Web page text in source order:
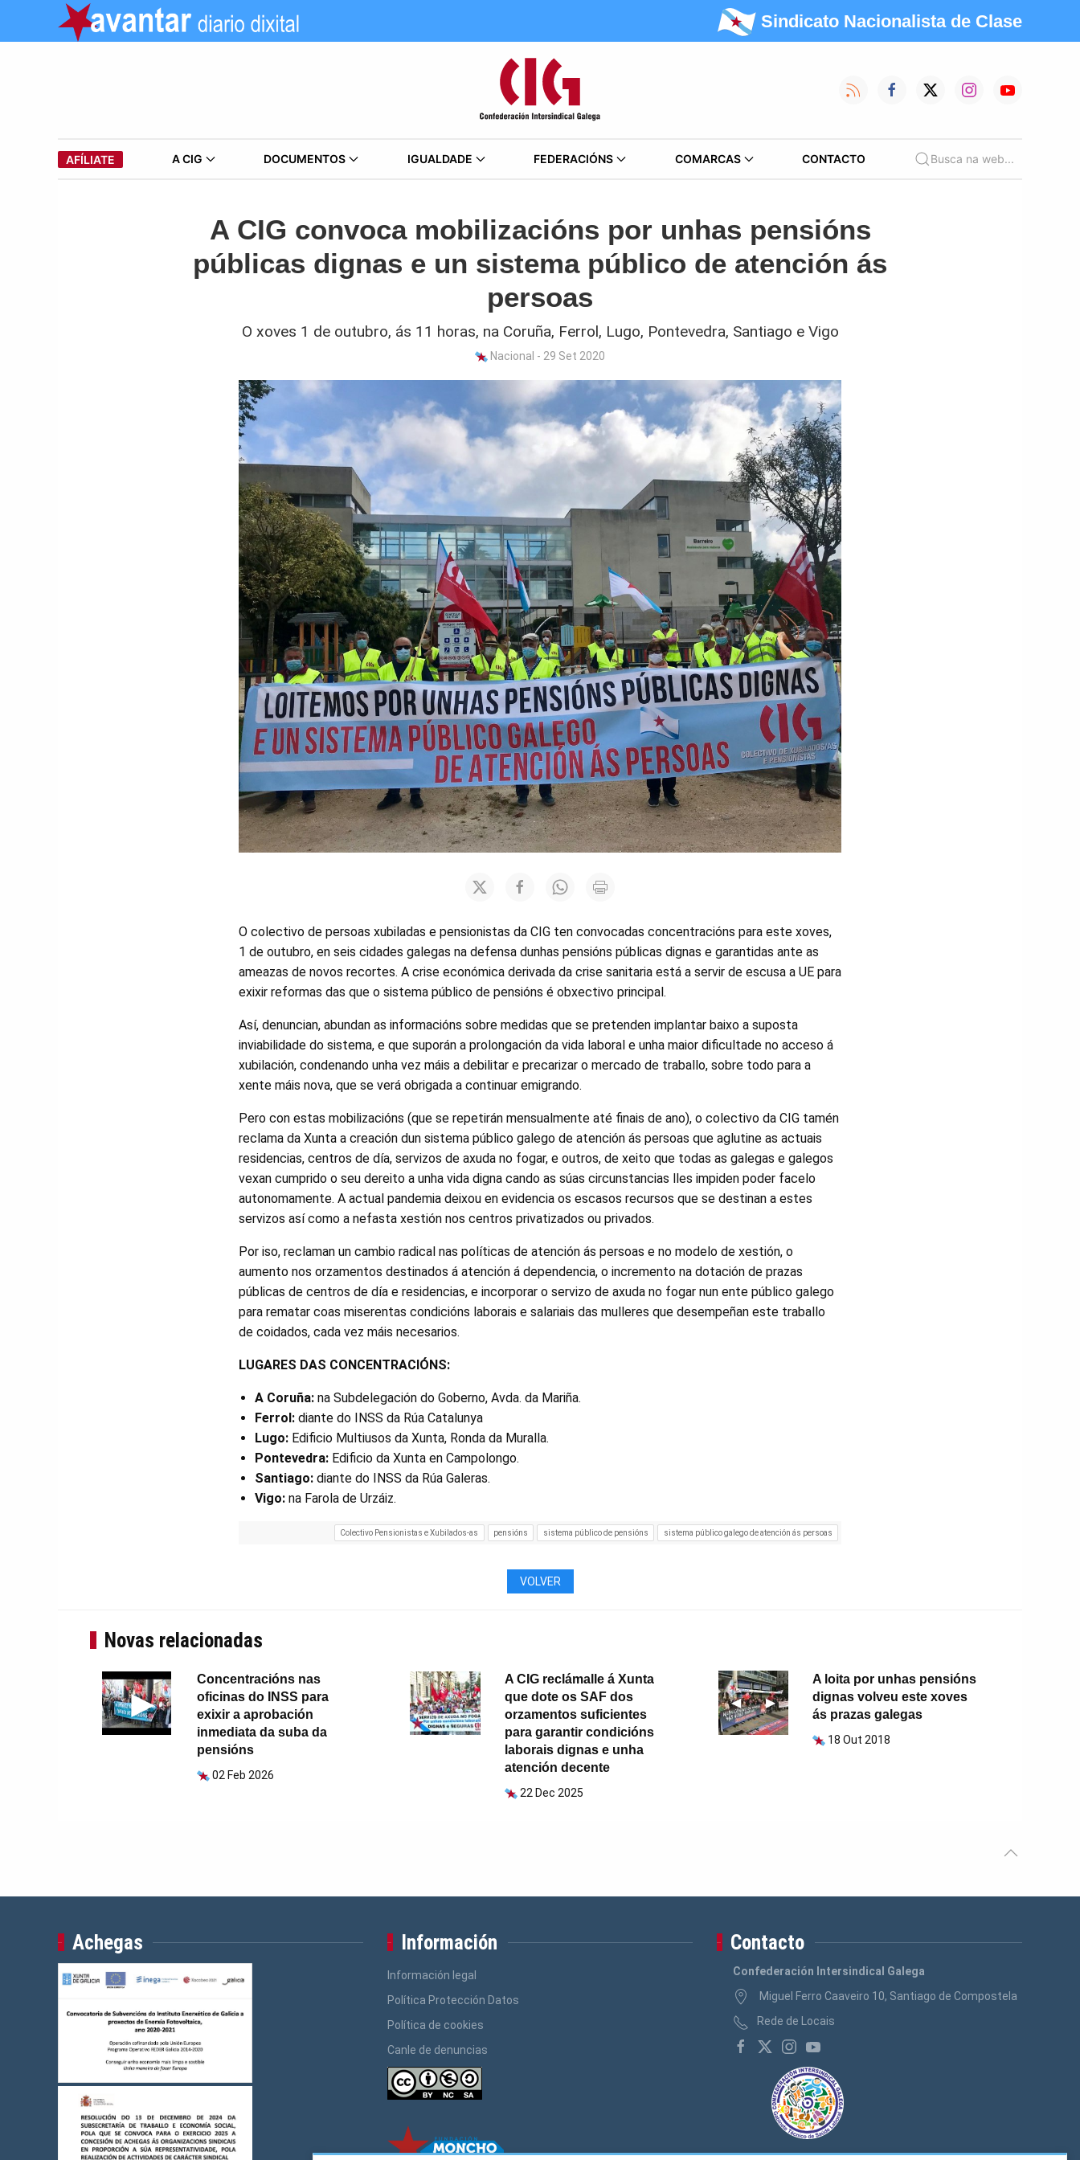
Sindicato Nacionalista de Clase
AFÍLIATE A CIG DOCUMENTOS IGUALDADE FEDERACIÓNS COMARCAS CONTACTO Busca na web...
A CIG convoca mobilizacións por unhas pensións
públicas dignas e un sistema público de atención ás
persoas
O xoves 1 de outubro, ás 11 horas, na Coruña, Ferrol, Lugo, Pontevedra, Santiago e Vigo
Nacional - 29 Set 2020
O colectivo de persoas xubiladas e pensionistas da CIG ten convocadas concentracións para este xoves,
1 de outubro, en seis cidades galegas na defensa dunhas pensións públicas dignas e garantidas ante as
ameazas de novos recortes. A crise económica derivada da crise sanitaria está a servir de escusa a UE para
exixir reformas das que o sistema público de pensións é obxectivo principal.
Así, denuncian, abundan as informacións sobre medidas que se pretenden implantar baixo a suposta
inviabilidade do sistema, e que suporán a prolongación da vida laboral e unha maior dificultade no acceso á
xubilación, condenando unha vez máis a debilitar e precarizar o mercado de traballo, sobre todo para a
xente máis nova, que se verá obrigada a continuar emigrando.
Pero con estas mobilizacións (que se repetirán mensualmente até finais de ano), o colectivo da CIG tamén
reclama da Xunta a creación dun sistema público galego de atención ás persoas que aglutine as actuais
residencias, centros de día, servizos de axuda no fogar, e outros, de xeito que todas as galegas e galegos
vexan cumprido o seu dereito a unha vida digna cando as súas circunstancias lles impiden poder facelo
autonomamente. A actual pandemia deixou en evidencia os escasos recursos que se destinan a estes
servizos así como a nefasta xestión nos centros privatizados ou privados.
Por iso, reclaman un cambio radical nas políticas de atención ás persoas e no modelo de xestión, o
aumento nos orzamentos destinados á atención á dependencia, o incremento na dotación de prazas
públicas de centros de día e residencias, e incorporar o servizo de axuda no fogar nun ente público galego
para rematar coas miserentas condicións laborais e salariais das mulleres que desempeñan este traballo
de coidados, cada vez máis necesarios.
LUGARES DAS CONCENTRACIÓNS:
A Coruña: na Subdelegación do Goberno, Avda. da Mariña.
Ferrol: diante do INSS da Rúa Catalunya
Lugo: Edificio Multiusos da Xunta, Ronda da Muralla.
Pontevedra: Edificio da Xunta en Campolongo.
Santiago: diante do INSS da Rúa Galeras.
Vigo: na Farola de Urzáiz.
Colectivo Pensionistas e Xubilados-as pensións sistema público de pensións sistema público galego de atención ás persoas
VOLVER
Novas relacionadas
Concentracións nas
oficinas do INSS para
exixir a aprobación
inmediata da suba da
pensións
02 Feb 2026
A CIG reclámalle á Xunta
que dote os SAF dos
orzamentos suficientes
para garantir condicións
laborais dignas e unha
atención decente
22 Dec 2025
Anterior
◀︎ Seguinte
▶︎
A loita por unhas pensións
dignas volveu este xoves
ás prazas galegas
18 Out 2018
Achegas Información
Información legal
Política Protección Datos
Política de cookies
Canle de denuncias
Contacto
Confederación Intersindical Galega
Miguel Ferro Caaveiro 10, Santiago de Compostela
Rede de Locais